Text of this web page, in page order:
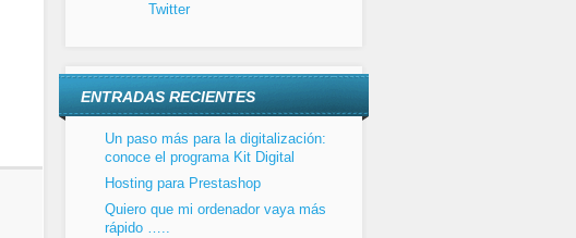
Twitter
ENTRADAS RECIENTES
Un paso más para la digitalización:
conoce el programa Kit Digital
Hosting para Prestashop
Quiero que mi ordenador vaya más
rápido …..